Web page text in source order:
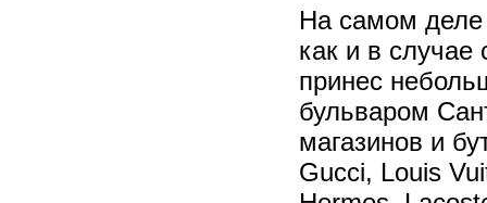
На самом деле
как и в случае
принес
бульваром
магазинов и
Gucci, Louis